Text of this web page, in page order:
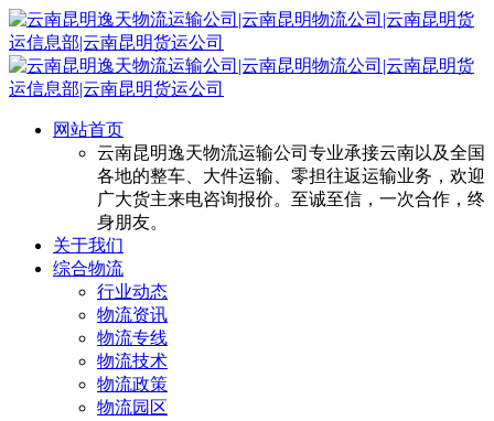
网站首页
云南昆明逸天物流运输公司专业承接云南以及全国
各地的整车、大件运输、零担往返运输业务，欢迎
广大货主来电咨询报价。至诚至信，一次合作，终
身朋友。
关于我们
综合物流
行业动态
物流资讯
物流专线
物流技术
物流政策
物流园区